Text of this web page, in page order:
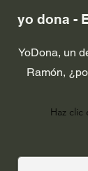
yo dona -
YoDona, un
Ramón,
Haz clic